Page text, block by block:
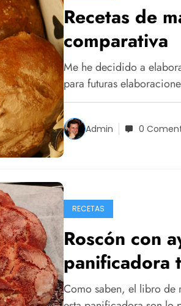
Recetas de
comparativa
Me he decidido a
para futuras
Admin 0
RECETAS
Roscón con
panificadora
Como saben, el libro de